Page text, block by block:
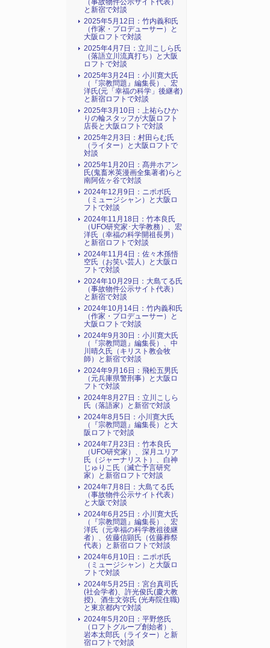
（事故物件公示サイト代表）
と新宿で対談
2025年5月12日：竹内義和氏
（作家・プロデューサー）と
大阪ロフトで対談
2025年4月7日：立川こしら氏
（落語立川流真打ち）と大阪
ロフトで対談
2025年3月24日：小川寛大氏
（『宗教問題』編集長）、宏
洋氏(元「幸福の科学」後継者)
と新宿ロフトで対談
2025年3月10日：上祐らひか
りの輪スタッフが大阪ロフト
店長と大阪ロフトで対談
2025年2月3日：村田らむ氏
（ライター）と大阪ロフトで
対談
2025年1月20日：髙井ホアン
氏(鬼畜米英漫画全集著者)らと
南阿佐ヶ谷で対談
2024年12月9日：ニポポ氏
（ミュージシャン）と大阪ロ
フトで対談
2024年11月18日：竹本良氏
（UFO研究家･大学教務）、宏
洋氏（幸福の科学開祖長男）
と新宿ロフトで対談
2024年11月4日：佐々木孫悟
空氏（お笑い芸人）と大阪ロ
フトで対談
2024年10月29日：大島てる氏
（事故物件公示サイト代表）
と新宿で対談
2024年10月14日：竹内義和氏
（作家・プロデューサー）と
大阪ロフトで対談
2024年9月30日：小川寛大氏
（『宗教問題』編集長）、中
川晴久氏（キリスト教会牧
師）と新宿で対談
2024年9月16日：飛松五男氏
（元兵庫県警刑事）と大阪ロ
フトで対談
2024年8月27日：立川こしら
氏（落語家）と新宿で対談
2024年8月5日：小川寛大氏
（『宗教問題』編集長）と大
阪ロフトで対談
2024年7月23日：竹本良氏
（UFO研究家）、深月ユリア
氏（ジャーナリスト）、白神
じゅりこ氏（滅亡予言研究
家）と新宿ロフトで対談
2024年7月8日：大島てる氏
（事故物件公示サイト代表）
と大阪で対談
2024年6月25日：小川寛大氏
（『宗教問題』編集長）、宏
洋氏（元幸福の科学教祖後継
者）、佐藤信顕氏（佐藤葬祭
代表）と新宿ロフトで対談
2024年6月10日：ニポポ氏
（ミュージシャン）と大阪ロ
フトで対談
2024年5月25日：宮台真司氏
(社会学者)、許光俊氏(慶大教
授)、酒生文弥氏 (光寿院住職)
と東京都内で対談
2024年5月20日：平野悠氏
（ロフトグループ創始者）、
岩本太郎氏（ライター）と新
宿ロフトで対談